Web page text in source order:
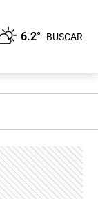
6.2° BUSCAR